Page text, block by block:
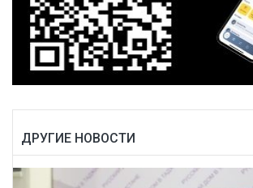
ДРУГИЕ НОВОСТИ